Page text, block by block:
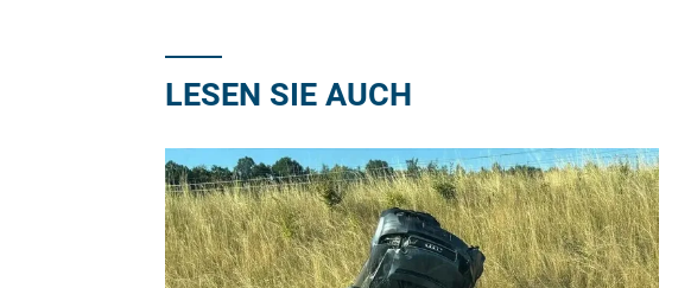
LESEN SIE AUCH